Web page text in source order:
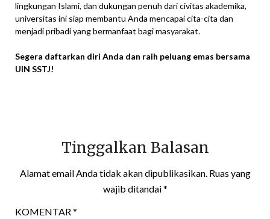
lingkungan Islami, dan dukungan penuh dari civitas akademika,
universitas ini siap membantu Anda mencapai cita-cita dan
menjadi pribadi yang bermanfaat bagi masyarakat.
Segera daftarkan diri Anda dan raih peluang emas bersama
UIN SSTJ!
Tinggalkan Balasan
Alamat email Anda tidak akan dipublikasikan. Ruas yang
wajib ditandai*
KOMENTAR*